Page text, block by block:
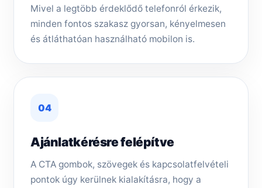
Mivel a legtöbb érdeklődő telefonról érkezik,
minden fontos szakasz gyorsan, kényelmesen
és átláthatóan használható mobilon is.
04
Ajánlatkérésre felépítve
A CTA gombok, szövegek és kapcsolatfelvételi
pontok úgy kerülnek kialakításra, hogy a